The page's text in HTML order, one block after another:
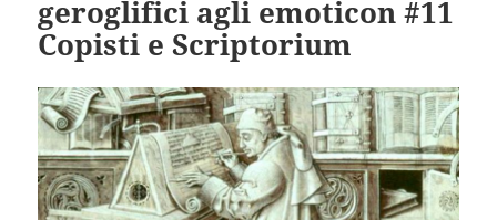
geroglifici agli emoticon #11
Copisti e Scriptorium